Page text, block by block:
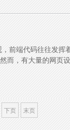
前端代码往往发
而，有大量的网页
下页 末页